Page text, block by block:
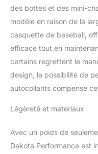
des bottes et des mini-
modèle en raison de la
casquette de baseball,
efficace tout en
certains regrettent le
design, la possibilité de
autocollants compense
Légèreté et matériaux
Avec un poids de
Dakota Performance est